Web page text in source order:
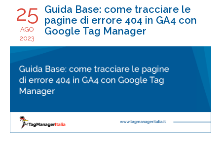
25
AGO
2023
Guida Base: come tracciare le
pagine di errore 404 in GA4 con
Google Tag Manager